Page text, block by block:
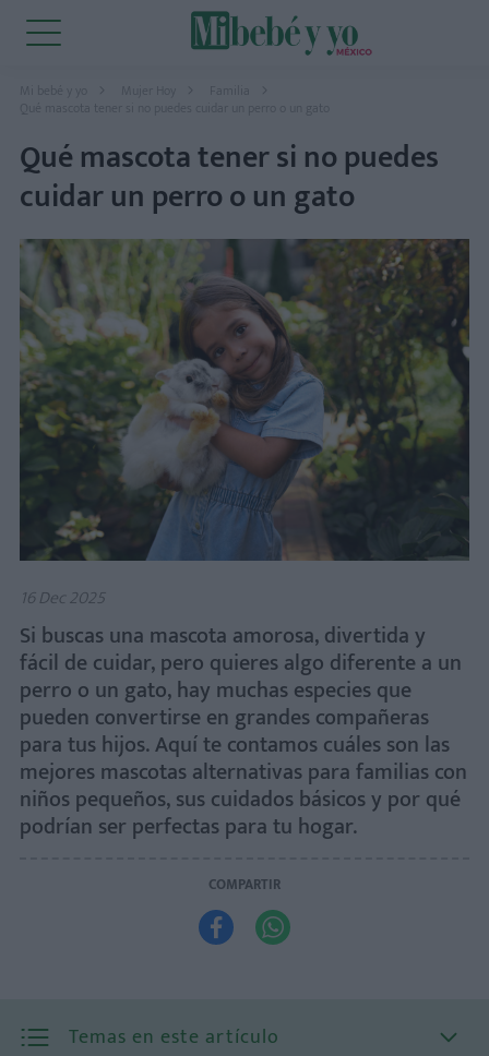
Mi bebé y yo Mujer Hoy
Familia
Qué mascota tener si no puedes cuidar un perro o un gato
Qué mascota tener si no puedes
cuidar un perro o un gato
16 Dec 2025
Si buscas una mascota amorosa, divertida y
fácil de cuidar, pero quieres algo diferente a un
perro o un gato, hay muchas especies que
pueden convertirse en grandes compañeras
para tus hijos. Aquí te contamos cuáles son las
mejores mascotas alternativas para familias con
niños pequeños, sus cuidados básicos y por qué
podrían ser perfectas para tu hogar.
COMPARTIR
 
Temas en este artículo